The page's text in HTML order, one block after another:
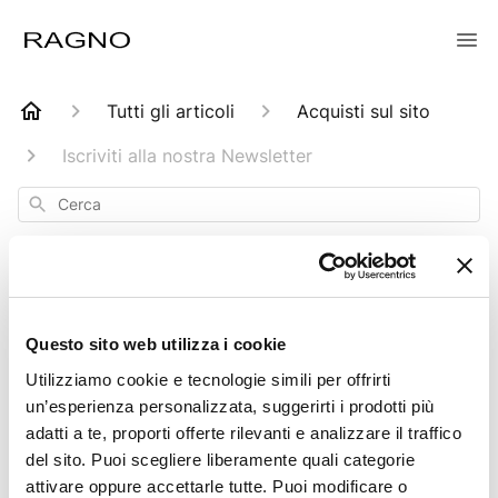
Questo sito web utilizza i cookie
Utilizziamo cookie e tecnologie simili per offrirti
un’esperienza personalizzata, suggerirti i prodotti più
adatti a te, proporti offerte rilevanti e analizzare il traffico
del sito. Puoi scegliere liberamente quali categorie
attivare oppure accettarle tutte. Puoi modificare o
Tutti gli articoli
Acquisti sul sito
Iscriviti alla nostra Newsletter
Cerca
Iscriviti alla nostra
Newsletter
Aggiornato6 mesi fa